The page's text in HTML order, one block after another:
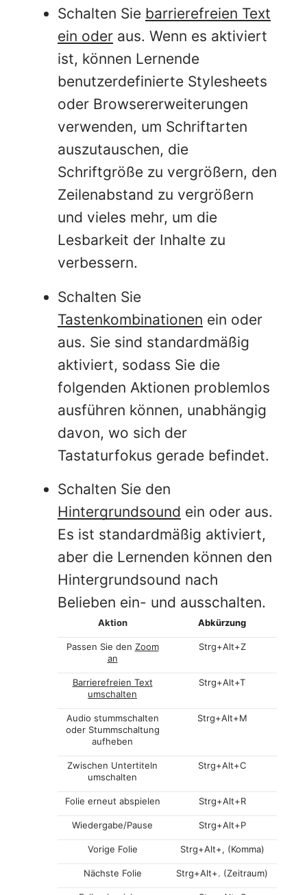
Schalten Sie barrierefreien Text
ein oder aus. Wenn es aktiviert
ist, können Lernende
benutzerdefinierte Stylesheets
oder Browsererweiterungen
verwenden, um Schriftarten
auszutauschen, die
Schriftgröße zu vergrößern, den
Zeilenabstand zu vergrößern
und vieles mehr, um die
Lesbarkeit der Inhalte zu
verbessern.
Schalten Sie
Tastenkombinationen ein oder
aus. Sie sind standardmäßig
aktiviert, sodass Sie die
folgenden Aktionen problemlos
ausführen können, unabhängig
davon, wo sich der
Tastaturfokus gerade befindet.
Schalten Sie den
Hintergrundsound ein oder aus.
Es ist standardmäßig aktiviert,
aber die Lernenden können den
Hintergrundsound nach
Belieben ein- und ausschalten.
Aktion Abkürzung
Passen Sie den Zoom
an
Strg+Alt+Z
Barrierefreien Text
umschalten
Strg+Alt+T
Audio stummschalten
oder Stummschaltung
aufheben
Strg+Alt+M
Zwischen Untertiteln
umschalten
Strg+Alt+C
Folie erneut abspielen Strg+Alt+R
Wiedergabe/Pause Strg+Alt+P
Vorige Folie Strg+Alt+, (Komma)
Nächste Folie Strg+Alt+. (Zeitraum)